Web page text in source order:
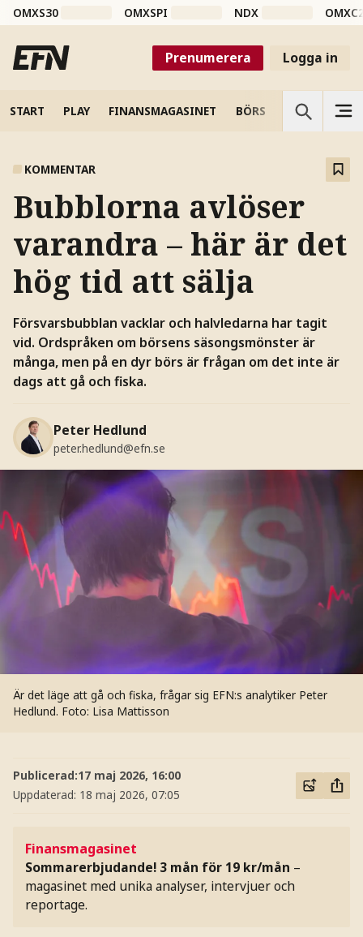
OMXS30 OMXSPI NDX
Prenumerera Logga in
START PLAY FINANSMAGASINET BÖRS VETENSKAP
KOMMENTAR
Bubblorna avlöser
varandra – här är det
hög tid att sälja
Försvarsbubblan vacklar och halvledarna har tagit
vid. Ordspråken om börsens säsongsmönster är
många, men på en dyr börs är frågan om det inte är
dags att gå och fiska.
Peter Hedlund
peter.hedlund@efn.se
Är det läge att gå och fiska, frågar sig EFN:s analytiker Peter
Hedlund. Foto: Lisa Mattisson
Publicerad:17 maj 2026, 16:00
Uppdaterad: 18 maj 2026, 07:05
Finansmagasinet
Sommarerbjudande! 3 mån för 19 kr/mån –
magasinet med unika analyser, intervjuer och
reportage.